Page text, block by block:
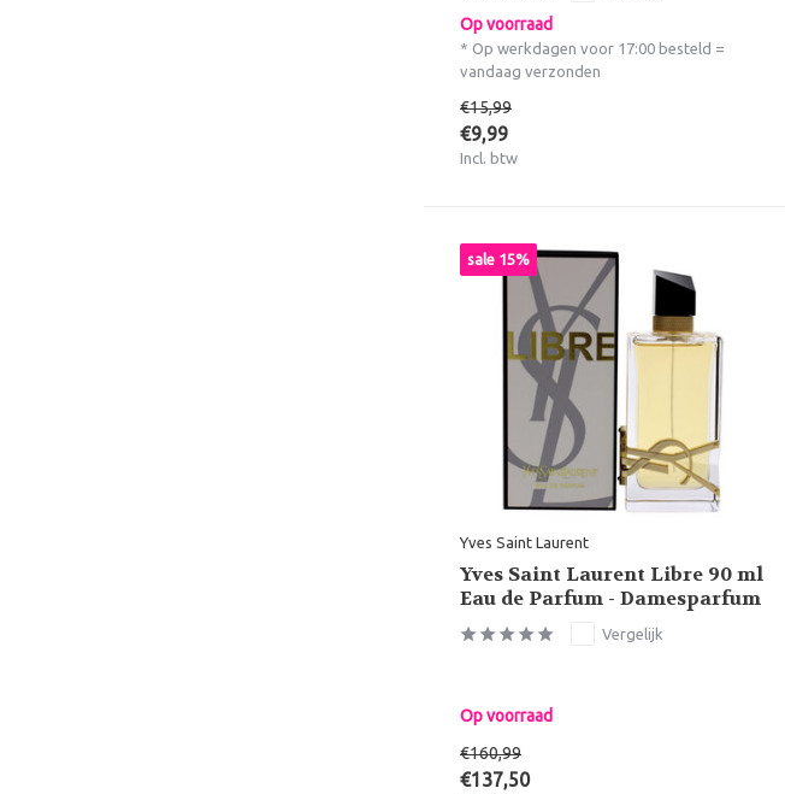
Op voorraad
* Op werkdagen voor 17:00 besteld =
vandaag verzonden
€15,99
€9,99
Incl. btw
sale 15%
Yves Saint Laurent
Yves Saint Laurent Libre 90 ml
Eau de Parfum - Damesparfum
Vergelijk
Op voorraad
€160,99
€137,50